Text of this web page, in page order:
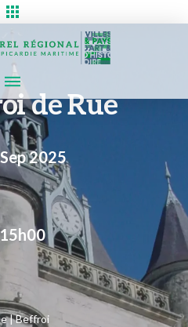
de Rue
2025
15h00
| Beffroi